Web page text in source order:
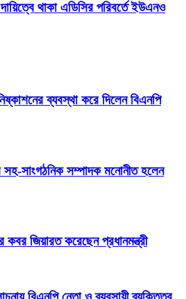
থাকা এডিসির পরিবর্তে ইউএনও
ব্যবস্থা করে দিলেন বিএনপি
সহ-সাংগঠনিক সম্পাদক মনোনীত হলেন
কবর জিয়ারত করেছেন প্রধানমন্ত্রী